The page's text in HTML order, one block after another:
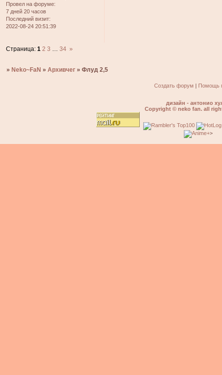
Провел на форуме:
7 дней 20 часов
Последний визит:
2022-08-24 20:51:39
Страница:1 2 3 … 34 »
» Neko~FaN »Архивчег »Флуд 2,5
Создать форум | Помощь
дизайн - антонио
Copyright © neko fan. all
>